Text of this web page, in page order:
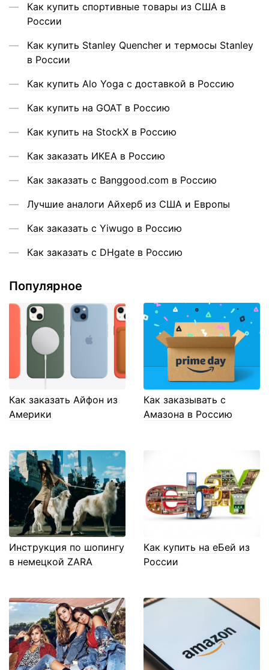
Как купить спортивные товары из США в
России
Как купить Stanley Quencher и термосы Stanley
в России
Как купить Alo Yoga с доставкой в Россию
Как купить на GOAT в Россию
Как купить на StockX в Россию
Как заказать ИКЕА в Россию
Как заказать с Banggood.com в Россию
Лучшие аналоги Айхерб из США и Европы
Как заказать с Yiwugo в Россию
Как заказать с DHgate в Россию
Популярное
Как заказать Айфон из
Америки
Как заказывать с
Амазона в Россию
Инструкция по шопингу
в немецкой ZARA
Как купить на еБей из
России